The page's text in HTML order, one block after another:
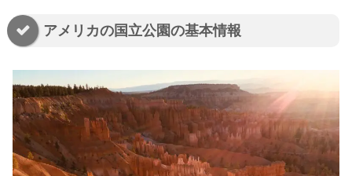
アメリカの国立公園の基本情報